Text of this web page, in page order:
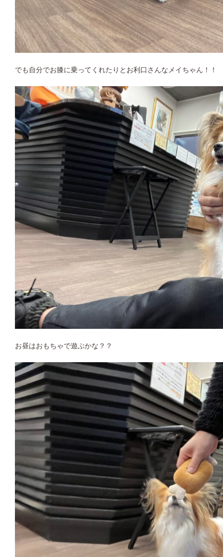
でも自分でお膝に乗ってくれたりとお利口さんなメイちゃん！！
お昼はおもちゃで遊ぶかな？？